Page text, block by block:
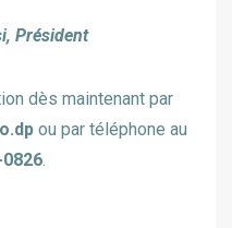
Président
dès maintenant par
ou par téléphone au
.